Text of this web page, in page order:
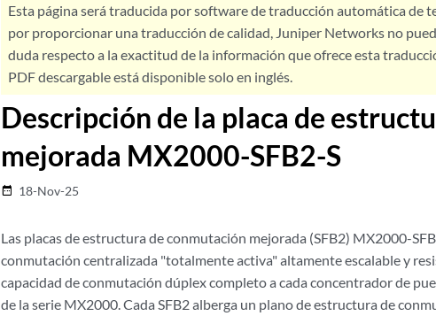
Esta página será traducida por software de traducción automática de
por proporcionar una traducción de calidad, Juniper Networks no
duda respecto a la exactitud de la información que ofrece esta
PDF descargable está disponible solo en inglés.
Descripción de la placa de
mejorada MX2000-SFB2-S
date_range 18-Nov-25
Las placas de estructura de conmutación mejorada (SFB2) MX2000-
conmutación centralizada "totalmente activa" altamente escalable y
capacidad de conmutación dúplex completo a cada concentrador de
de la serie MX2000. Cada SFB2 alberga un plano de estructura de